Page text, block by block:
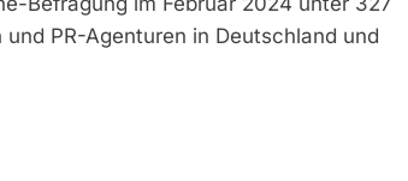
PR-Agenturen in Deutschland und